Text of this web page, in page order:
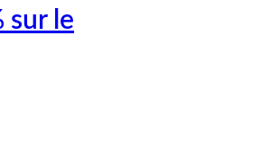
sur le